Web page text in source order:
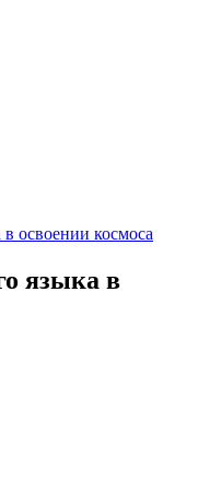
освоении космоса
языка в